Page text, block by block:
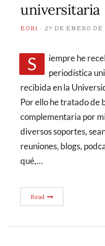
universitaria
BORI 27 DE ENERO DE
Siempre he recelado de la formación
periodística
recibida en la
Por ello he tratado de
complementaria por
diversos soportes,
reuniones, blogs,
qué,…
Read